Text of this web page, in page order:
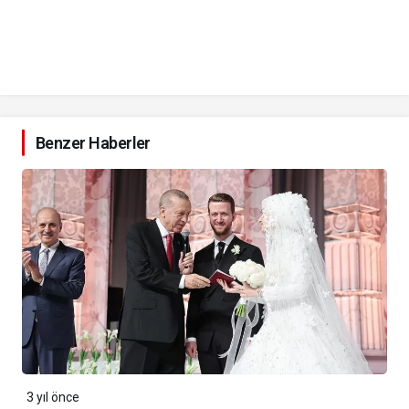
Benzer Haberler
3 yıl önce